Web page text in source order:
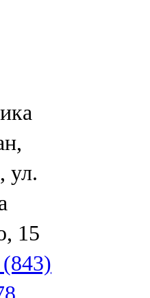
ул.
15